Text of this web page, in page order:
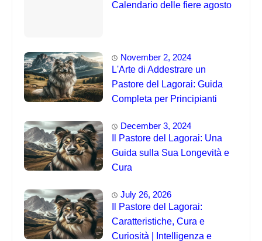
Calendario delle fiere agosto
November 2, 2024
L'Arte di Addestrare un
Pastore del Lagorai: Guida
Completa per Principianti
December 3, 2024
Il Pastore del Lagorai: Una
Guida sulla Sua Longevità e
Cura
July 26, 2026
Il Pastore del Lagorai:
Caratteristiche, Cura e
Curiosità | Intelligenza e